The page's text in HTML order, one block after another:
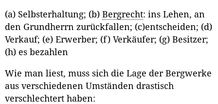
(a) Selbsterhaltung; (b) Bergrecht: ins Lehen, an
den Grundherrn zurückfallen; (c)entscheiden; (d)
Verkauf; (e) Erwerber; (f) Verkäufer; (g) Besitzer;
(h) es bezahlen
Wie man liest, muss sich die Lage der Bergwerke
aus verschiedenen Umständen drastisch
verschlechtert haben: